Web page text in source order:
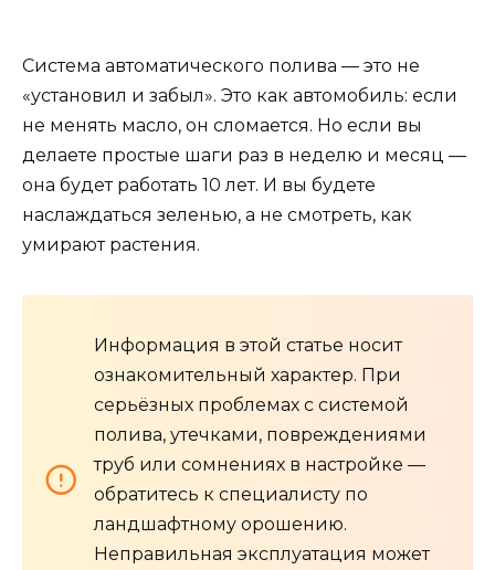
Система автоматического полива — это не
«установил и забыл». Это как автомобиль: если
не менять масло, он сломается. Но если вы
делаете простые шаги раз в неделю и месяц —
она будет работать 10 лет. И вы будете
наслаждаться зеленью, а не смотреть, как
умирают растения.
Информация в этой статье носит
ознакомительный характер. При
серьёзных проблемах с системой
полива, утечками, повреждениями
труб или сомнениях в настройке —
обратитесь к специалисту по
ландшафтному орошению.
Неправильная эксплуатация может